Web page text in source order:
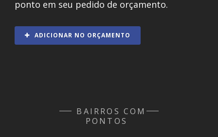
ponto em seu pedido de orçamento.
ADICIONAR NO ORÇAMENTO
BAIRROS COM
PONTOS